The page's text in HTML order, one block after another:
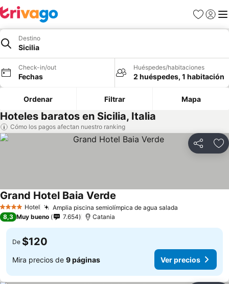
Favoritos
Iniciar
Destino
Sicilia
Check-in/out
Fechas
Huéspedes/habitaciones
2 huéspedes, 1 habitación
Ordenar Filtrar Mapa
Hoteles baratos en Sicilia, Italia
Cómo los pagos afectan nuestro ranking
Compartir
4 EstrellasHotel Amplia piscina semiolímpica de agua salada
Grand Hotel Baia Verde
8,3 Muy bueno 7.654 Catania
De $120
Mira precios de 9 páginas Ver precios